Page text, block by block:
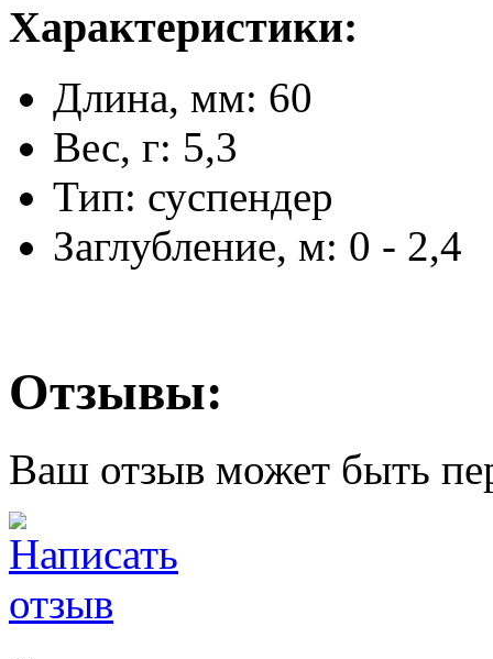
Характеристики:
Длина, мм: 60
Вес, г: 5,3
Тип: суспендер
Заглубление, м: 0 - 2,4
Отзывы:
Ваш отзыв может быть